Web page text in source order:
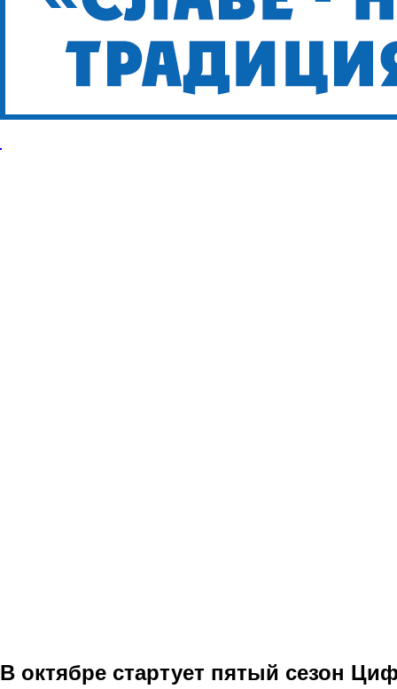
В октябре стартует пятый сезон